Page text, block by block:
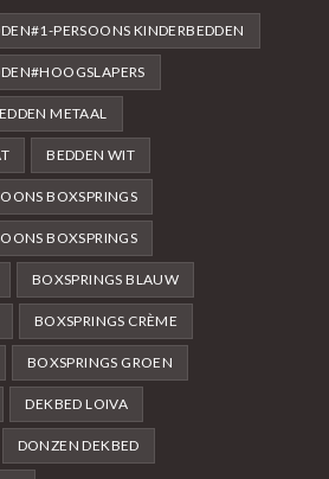
PERSOONS KINDERBEDDEN
METAAL
BEDDEN WIT
BOXSPRINGS
BOXSPRINGS
BOXSPRINGS BLAUW
BOXSPRINGS CRÈME
BOXSPRINGS GROEN
DEKBED LOIVA
DONZEN DEKBED